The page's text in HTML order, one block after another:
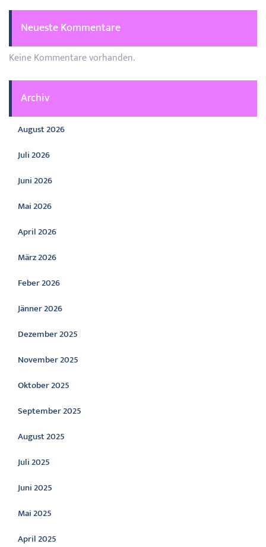
Neueste Kommentare
Keine Kommentare vorhanden.
Archiv
August 2026
Juli 2026
Juni 2026
Mai 2026
April 2026
März 2026
Feber 2026
Jänner 2026
Dezember 2025
November 2025
Oktober 2025
September 2025
August 2025
Juli 2025
Juni 2025
Mai 2025
April 2025